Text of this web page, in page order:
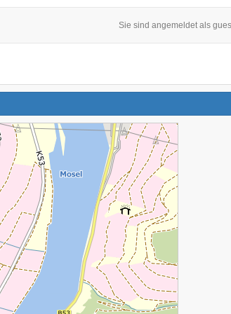
Sie sind angemeldet als